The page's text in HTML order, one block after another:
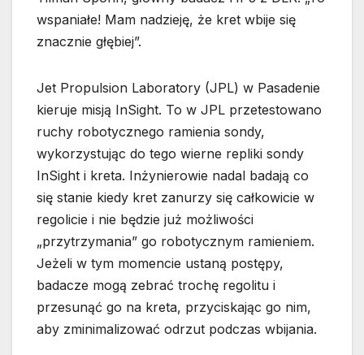
wspaniałe! Mam nadzieję, że kret wbije się
znacznie głębiej”.
Jet Propulsion Laboratory (JPL) w Pasadenie
kieruje misją InSight. To w JPL przetestowano
ruchy robotycznego ramienia sondy,
wykorzystując do tego wierne repliki sondy
InSight i kreta. Inżynierowie nadal badają co
się stanie kiedy kret zanurzy się całkowicie w
regolicie i nie będzie już możliwości
„przytrzymania” go robotycznym ramieniem.
Jeżeli w tym momencie ustaną postępy,
badacze mogą zebrać trochę regolitu i
przesunąć go na kreta, przyciskając go nim,
aby zminimalizować odrzut podczas wbijania.